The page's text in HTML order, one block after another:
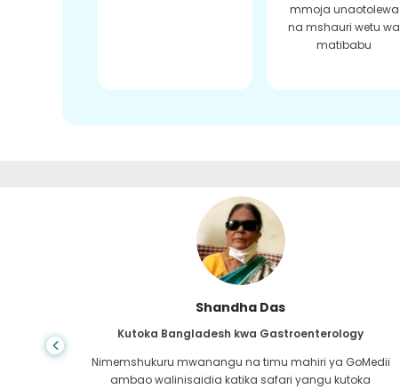
mmoja unaotolewa
na mshauri wetu wa
matibabu
Shandha Das
Kutoka Bangladesh kwa Gastroenterology
Nimemshukuru mwanangu na timu mahiri ya GoMedii
ambao walinisaidia katika safari yangu kutoka